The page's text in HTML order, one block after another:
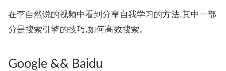
在李自然说的视频中看到分享自我学习的方法,其中一部
分是搜索引擎的技巧,如何高效搜索。
Google && Baidu